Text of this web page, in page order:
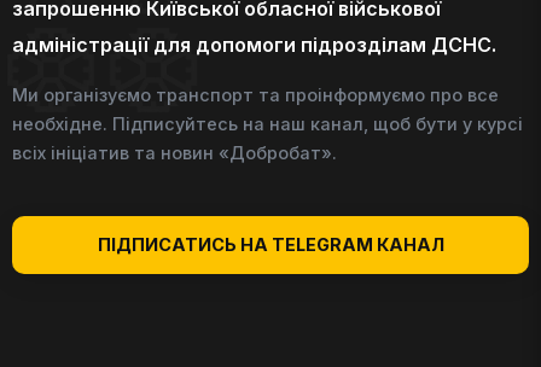
запрошенню Київської обласної військової
адміністрації для допомоги підрозділам ДСНС.
Ми організуємо транспорт та проінформуємо про все
необхідне. Підписуйтесь на наш канал, щоб бути у курсі
всіх ініціатив та новин «Добробат».
ПІДПИСАТИСЬ НА TELEGRAM КАНАЛ